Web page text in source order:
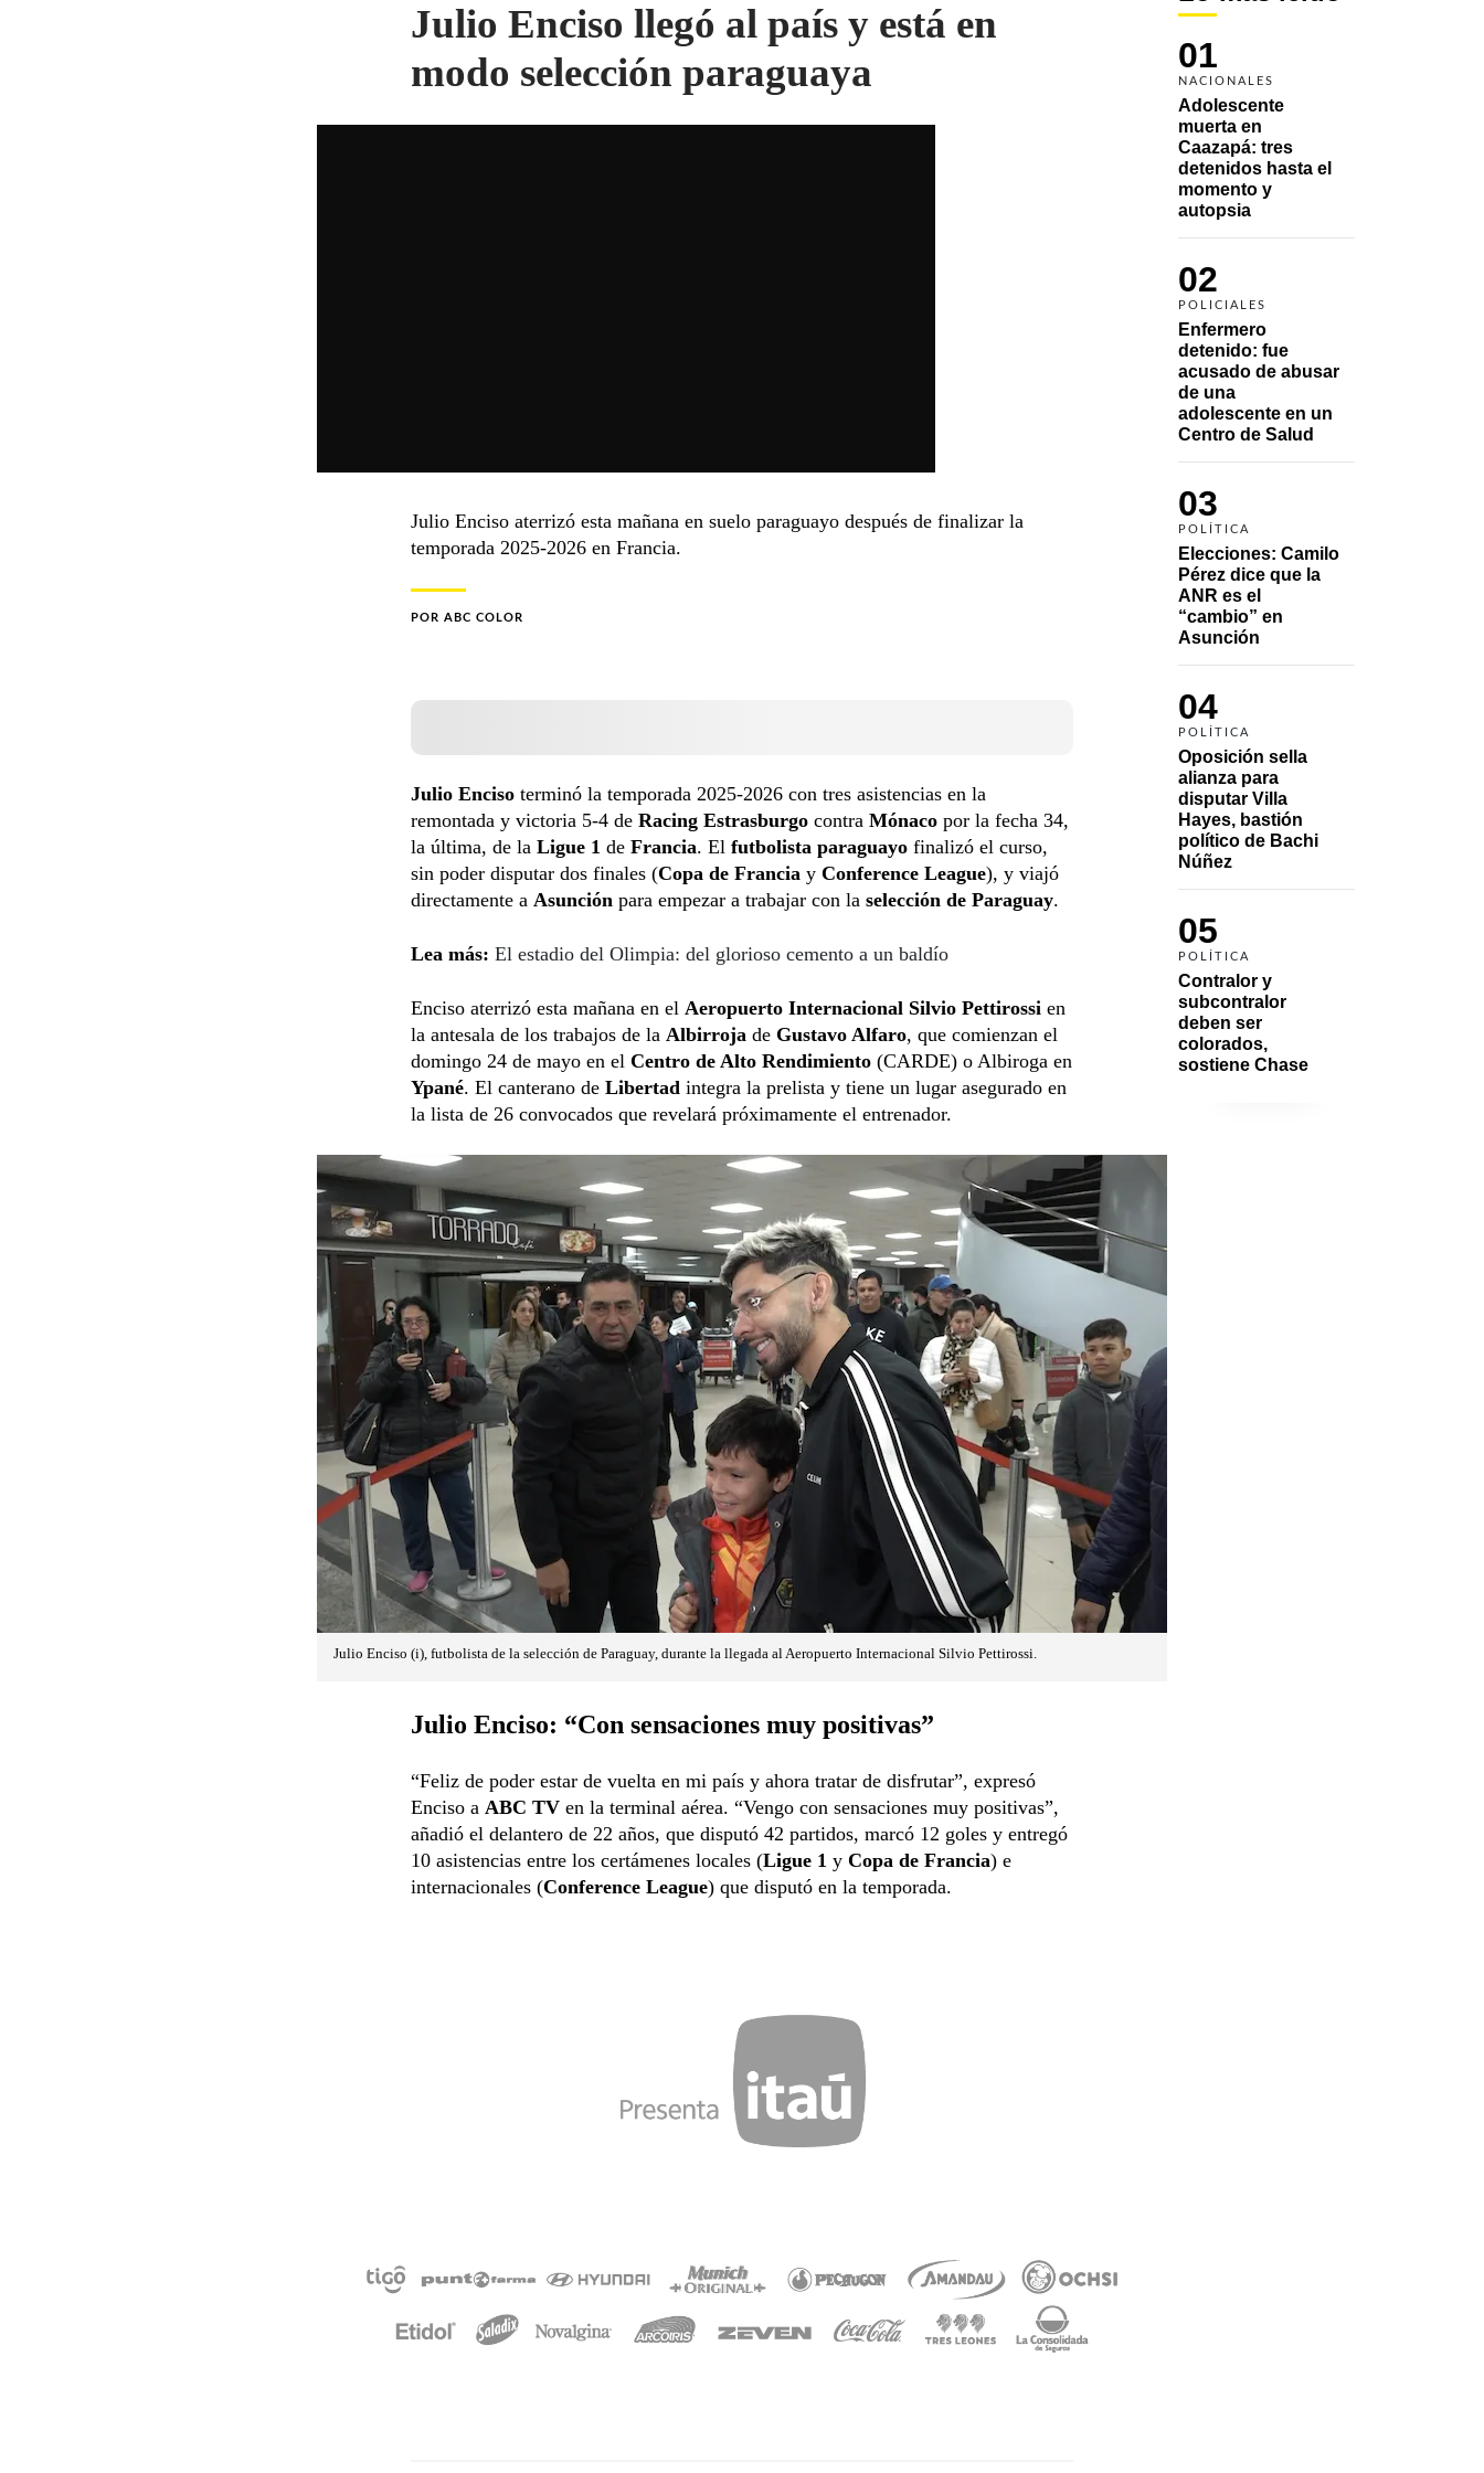
01
NACIONALES
Adolescente
muerta en
Caazapá: tres
detenidos hasta el
momento y
autopsia
02
POLICIALES
Enfermero
detenido: fue
acusado de abusar
de una
adolescente en un
Centro de Salud
03
POLÍTICA
Elecciones: Camilo
Pérez dice que la
ANR es el
“cambio” en
Asunción
04
POLÍTICA
Oposición sella
alianza para
disputar Villa
Hayes, bastión
político de Bachi
Núñez
05
POLÍTICA
Contralor y
subcontralor
deben ser
colorados,
sostiene Chase
Julio Enciso llegó al país y está en
modo selección paraguaya
Julio Enciso aterrizó esta mañana en suelo paraguayo después de finalizar la
temporada 2025-2026 en Francia.
POR ABC COLOR
Julio Enciso terminó la temporada 2025-2026 con tres asistencias en la
remontada y victoria 5-4 de Racing Estrasburgo contra Mónaco por la fecha 34,
la última, de la Ligue 1 de Francia. El futbolista paraguayo finalizó el curso,
sin poder disputar dos finales (Copa de Francia y Conference League), y viajó
directamente a Asunción para empezar a trabajar con la selección de Paraguay.
Lea más: El estadio del Olimpia: del glorioso cemento a un baldío
Enciso aterrizó esta mañana en el Aeropuerto Internacional Silvio Pettirossi en
la antesala de los trabajos de la Albirroja de Gustavo Alfaro, que comienzan el
domingo 24 de mayo en el Centro de Alto Rendimiento (CARDE) o Albiroga en
Ypané. El canterano de Libertad integra la prelista y tiene un lugar asegurado en
la lista de 26 convocados que revelará próximamente el entrenador.
Julio Enciso (i), futbolista de la selección de Paraguay, durante la llegada al Aeropuerto Internacional Silvio Pettirossi.
Julio Enciso: “Con sensaciones muy positivas”
“Feliz de poder estar de vuelta en mi país y ahora tratar de disfrutar”, expresó
Enciso a ABC TV en la terminal aérea. “Vengo con sensaciones muy positivas”,
añadió el delantero de 22 años, que disputó 42 partidos, marcó 12 goles y entregó
10 asistencias entre los certámenes locales (Ligue 1 y Copa de Francia) e
internacionales (Conference League) que disputó en la temporada.